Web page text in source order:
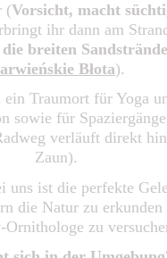
(Vorsicht, macht
ihr dann am
breiten
Błota).
ein Traumort für Yoga
sowie für
verläuft direkt
Zaun).
uns ist die perfekte
die Natur zu erkunden
Ornithologe zu